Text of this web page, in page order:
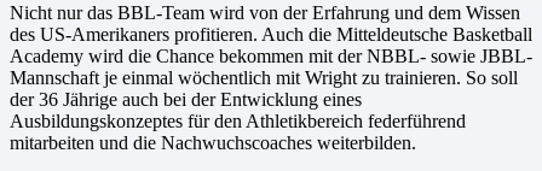
Nicht nur das BBL-Team wird von der Erfahrung und dem Wissen
des US-Amerikaners profitieren. Auch die Mitteldeutsche Basketball
Academy wird die Chance bekommen mit der NBBL- sowie JBBL-
Mannschaft je einmal wöchentlich mit Wright zu trainieren. So soll
der 36 Jährige auch bei der Entwicklung eines
Ausbildungskonzeptes für den Athletikbereich federführend
mitarbeiten und die Nachwuchscoaches weiterbilden.